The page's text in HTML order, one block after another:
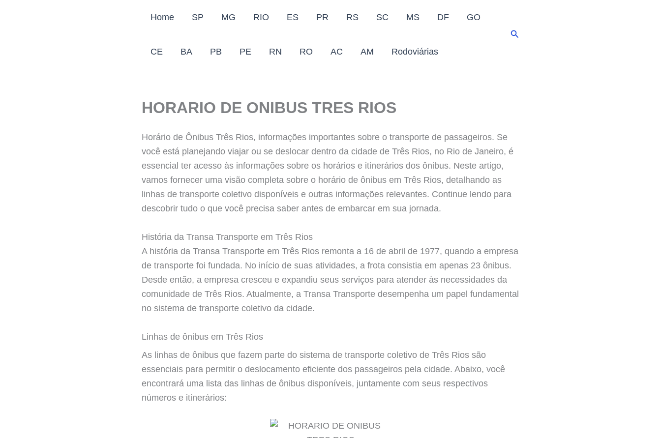
Home SP MG RIO ES PR RS SC MS DF GO
CE BA PB PE RN RO AC AM Rodoviárias
Pesquisar
HORARIO DE ONIBUS TRES RIOS
Horário de Ônibus Três Rios, informações importantes sobre o transporte de passageiros. Se
você está planejando viajar ou se deslocar dentro da cidade de Três Rios, no Rio de Janeiro, é
essencial ter acesso às informações sobre os horários e itinerários dos ônibus. Neste artigo,
vamos fornecer uma visão completa sobre o horário de ônibus em Três Rios, detalhando as
linhas de transporte coletivo disponíveis e outras informações relevantes. Continue lendo para
descobrir tudo o que você precisa saber antes de embarcar em sua jornada.
História da Transa Transporte em Três Rios
A história da Transa Transporte em Três Rios remonta a 16 de abril de 1977, quando a empresa
de transporte foi fundada. No início de suas atividades, a frota consistia em apenas 23 ônibus.
Desde então, a empresa cresceu e expandiu seus serviços para atender às necessidades da
comunidade de Três Rios. Atualmente, a Transa Transporte desempenha um papel fundamental
no sistema de transporte coletivo da cidade.
Linhas de ônibus em Três Rios
As linhas de ônibus que fazem parte do sistema de transporte coletivo de Três Rios são
essenciais para permitir o deslocamento eficiente dos passageiros pela cidade. Abaixo, você
encontrará uma lista das linhas de ônibus disponíveis, juntamente com seus respectivos
números e itinerários: